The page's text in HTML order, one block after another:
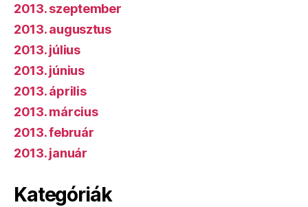
2013. szeptember
2013. augusztus
2013. július
2013. június
2013. április
2013. március
2013. február
2013. január
Kategóriák